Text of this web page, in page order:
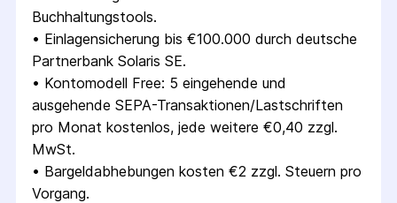
Buchhaltungstools.
• Einlagensicherung bis €100.000 durch deutsche
Partnerbank Solaris SE.
• Kontomodell Free: 5 eingehende und
ausgehende SEPA-Transaktionen/Lastschriften
pro Monat kostenlos, jede weitere €0,40 zzgl.
MwSt.
• Bargeldabhebungen kosten €2 zzgl. Steuern pro
Vorgang.